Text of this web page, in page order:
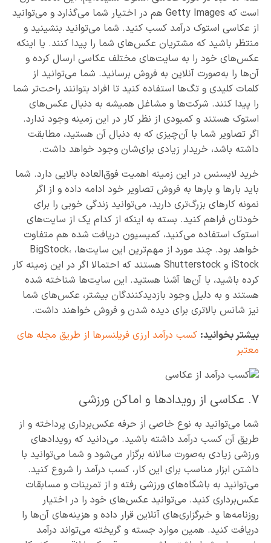
است که Getty Images هم در اختیار شما می‌گذارد و می‌توانید
از عکاسی استوک درآمد کسب کنید. شما می‌توانید بنشینید و
منتظر باشید که مشتریان عکس‌های شما را پیدا کنند. یا اینکه
عکس‌های خود را به سایت‌های مختلف عکاسی ارسال کرده و
آن‌ها را به‌صورت آنلاین به فروش برسانید. شما می‌توانید از
کلمات کلیدی و تگ‌ها استفاده کنید تا افراد بتوانند راحت‌تر شما
را پیدا کنند. شرکت‌ها و مشاغل همیشه به دنبال عکس‌های
استوک هستند و کمبودی از نظر کار در این زمینه وجود ندارد.
اگر تصاویر شما با آن‌چیزی که به دنبال آن هستید، مطابقت
داشته باشد، خریدار زیادی برای‌شان وجود خواهد داشت.
خرید لایسنس در این زمینه اهمیت فوق‌العاده بالایی دارد. شما
باید بارها و بارها به فروش تصاویر خود ادامه داده و از اگر
نمونه‌ کارهای بزرگ‌تری دارید، می‌توانید زندگی خوبی را برای
خودتان فراهم کنید. بسته به اینکه از کدام یک از سایت‌های
استوک استفاده می‌کنید، کمیسیون دریافت شده هم متفاوت
خواهد بود. چند مورد از مهم‌ترین این سایت‌ها، BigStock،
iStock و Shutterstock هستند که احتمالا اگر در این زمینه کار
کرده باشید، با آن‌ها آشنا هستید. این سایت‌ها شناخته شده
هستند و به دلیل وجود بازدیدکنندگان بیشتر، عکس‌های شما
نیز شانس بالاتری برای دیده شدن و فروش خواهند داشت.
بیشتر بخوانید: کسب درآمد ارزی فریلنسرها از طریق مجله های
معتبر
۷. عکاسی از رویدادها و اماکن ورزشی
شما می‌توانید به نوع خاصی از حرفه عکس‌برداری پرداخته و از
طریق آن کسب درآمد داشته باشید. می‌دانید که رویدادهای
ورزشی زیادی به‌صورت سالانه برگزار می‌شود و شما می‌توانید با
داشتن ابزار مناسب برای این کار، کسب درآمد را شروع کنید.
می‌توانید به باشگاه‌های ورزشی رفته و از تمرینات و مسابقات
عکس‌برداری کنید. می‌توانید عکس‌های خود را در اختیار
روزنامه‌ها و خبرگزاری‌های آنلاین قرار داده و هزینه‌های آن‌ها را
دریافت کنید. همین موارد جسته و گریخته می‌تواند درآمد